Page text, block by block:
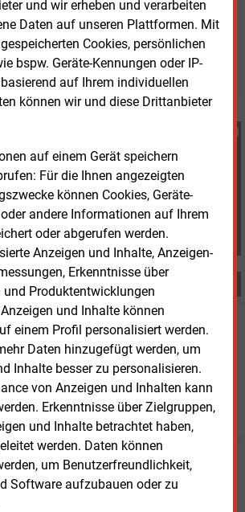
und wir erheben und verarbeiten
Daten auf unseren Plattformen. Mit
Cookies, persönlichen
bspw. Geräte-Kennungen oder IP-
auf Ihrem individuellen
können wir und diese Drittanbieter
auf einem Gerät speichern
Für die Ihnen angezeigten
können Cookies, Geräte-
andere Informationen auf Ihrem
oder abgerufen werden.
Anzeigen und Inhalte, Anzeigen-
Erkenntnisse über
und Produktentwicklungen
und Inhalte können
einem Profil personalisiert werden.
Daten hinzugefügt werden, um
Inhalte besser zu personalisieren.
von Anzeigen und Inhalten kann
Erkenntnisse über Zielgruppen,
und Inhalte betrachtet haben,
werden. Daten können
um Benutzerfreundlichkeit,
Software aufzubauen oder zu
Uhr
GmbH
+49 (0) 151 28207503
s.harmsen@energie-
und-management.de
MEHR ZUM THEMA
Montag, 27.12.2021, 15:19
befürchtet Marktmissbrauch durch Engpässe
sich in Sorge, dass der Wettbewerb auf dem
niemand „unbotmäßig“ von Engpässen
einen Bericht an.
kritisiert falsche Regulierungsanreize